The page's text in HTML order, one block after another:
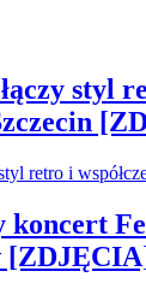
styl
koncert
[ZDJĘCIA]